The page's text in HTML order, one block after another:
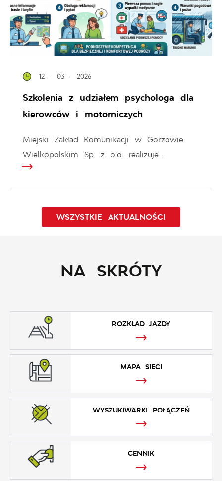
12 - 03 - 2026
Szkolenia z udziałem psychologa dla
kierowców i motorniczych
Miejski Zakład Komunikacji w Gorzowie
Wielkopolskim Sp. z o.o. realizuje...
WSZYSTKIE AKTUALNOŚCI
NA SKRÓTY
ROZKŁAD JAZDY
MAPA SIECI
WYSZUKIWARKI POŁĄCZEŃ
CENNIK